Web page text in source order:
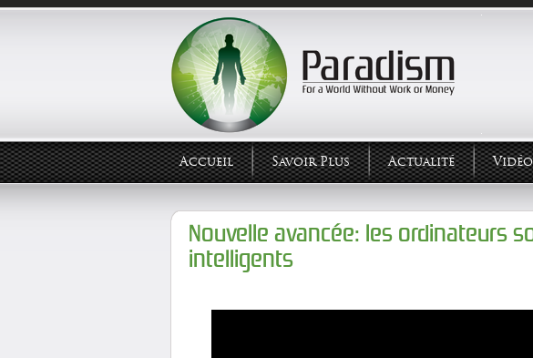
Accueil Savoir Plus Actualité
Nouvelle avancée: les ordinateurs
intelligents